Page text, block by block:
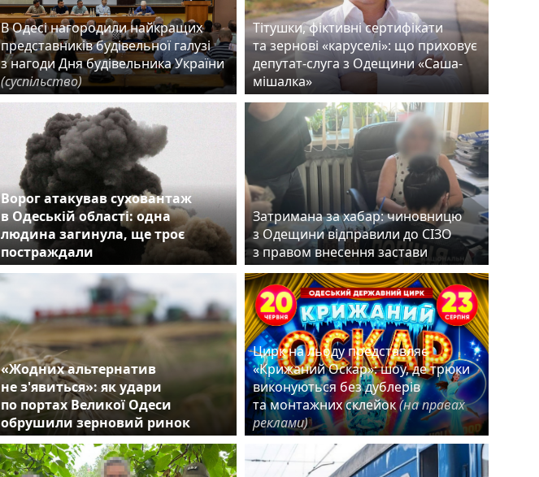
В Одесі нагородили найкращих
представників будівельної галузі
з нагоди Дня будівельника України
(суспільство)
Тітушки, фіктивні сертифікати
та зернові «каруселі»: що приховує
депутат-слуга з Одещини «Саша-
мішалка»
Ворог атакував суховантаж
в Одеській області: одна
людина загинула, ще троє
постраждали
Затримана за хабар: чиновницю
з Одещини відправили до СІЗО
з правом внесення застави
«Жодних альтернатив
не з'явиться»: як удари
по портах Великої Одеси
обрушили зерновий ринок
Цирк на льоду представляє
«Крижаний Оскар»: шоу, де трюки
виконуються без дублерів
та монтажних склейок(на правах
реклами)